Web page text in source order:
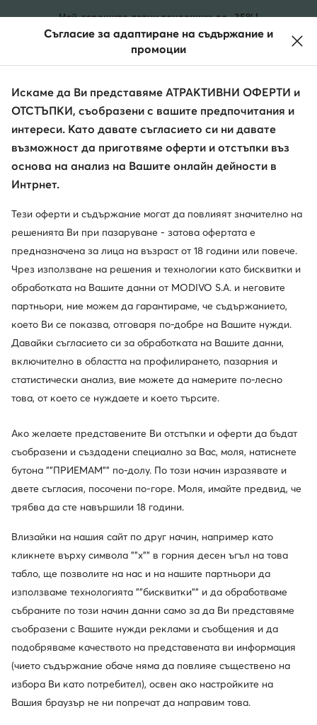
КЪМ ОСНОВНОТО СЪДЪРЖАНИЕ
КЪМ ТЪРСЕНЕНай-горещите летни тенденции до -35%!
ДАМСКИМЪЖКИЧАНТИ
Търси марка, продукт, стил
Juicy Couture
Born to Shine
Съгласие за адаптиране на съдържание и
промоции
Искаме да Ви представяме АТРАКТИВНИ ОФЕРТИ и
ОТСТЪПКИ, съобразени с вашите предпочитания и
интереси. Като давате съгласието си ни давате
възможност да приготвяме оферти и отстъпки въз
основа на анализ на Вашите онлайн дейности в
Интрнет.
Тези оферти и съдържание могат да повлияят значително на
решенията Ви при пазаруване - затова офертата е
предназначена за лица на възраст от 18 години или повече.
Чрез използване на решения и технологии като бисквитки и
обработката на Вашите данни от MODIVO S.A. и неговите
партньори, ние можем да гарантираме, че съдържанието,
което Ви се показва, отговаря по-добре на Вашите нужди.
Давайки съгласието си за обработката на Вашите данни,
включително в областта на профилирането, пазарния и
статистически анализ, вие можете да намерите по-лесно
това, от което се нуждаете и което търсите.
Ако желаете представените Ви отстъпки и оферти да бъдат
съобразени и създадени специално за Вас, моля, натиснете
бутона ""ПРИЕМАМ"" по-долу. По този начин изразявате и
двете съгласия, посочени по-горе. Моля, имайте предвид, че
трябва да сте навършили 18 години.
Влизайки на нашия сайт по друг начин, например като
кликнете върху символа ""x"" в горния десен ъгъл на това
табло, ще позволите на нас и на нашите партньори да
използваме технологията ""бисквитки"" и да обработваме
събраните по този начин данни само за да Ви представяме
съобразени с Вашите нужди реклами и съобщения и да
подобряваме качеството на представената ви информация
(чието съдържание обаче няма да повлияе съществено на
избора Ви като потребител), освен ако настройките на
Вашия браузър не ни попречат да направим това.